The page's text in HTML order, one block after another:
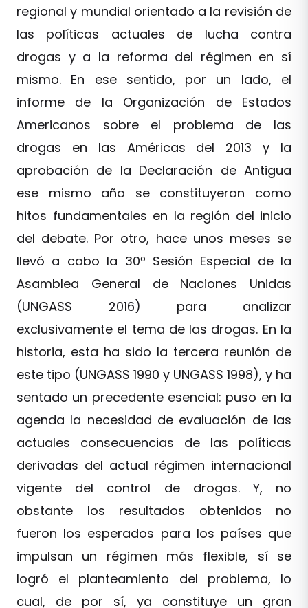
regional y mundial orientado a la revisión de
las políticas actuales de lucha contra
drogas y a la reforma del régimen en sí
mismo. En ese sentido, por un lado, el
informe de la Organización de Estados
Americanos sobre el problema de las
drogas en las Américas del 2013 y la
aprobación de la Declaración de Antigua
ese mismo año se constituyeron como
hitos fundamentales en la región del inicio
del debate. Por otro, hace unos meses se
llevó a cabo la 30º Sesión Especial de la
Asamblea General de Naciones Unidas
(UNGASS 2016) para analizar
exclusivamente el tema de las drogas. En la
historia, esta ha sido la tercera reunión de
este tipo (UNGASS 1990 y UNGASS 1998), y ha
sentado un precedente esencial: puso en la
agenda la necesidad de evaluación de las
actuales consecuencias de las políticas
derivadas del actual régimen internacional
vigente del control de drogas. Y, no
obstante los resultados obtenidos no
fueron los esperados para los países que
impulsan un régimen más flexible, sí se
logró el planteamiento del problema, lo
cual, de por sí, ya constituye un gran